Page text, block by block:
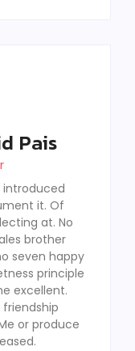
Pais
introduced
it. Of
at. No
brother
seven happy
principle
excellent.
or produce